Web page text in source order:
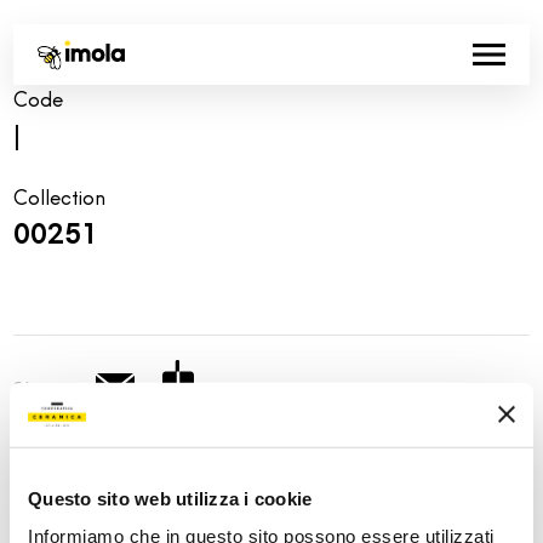
Questo sito web utilizza i cookie
Informiamo che in questo sito possono essere utilizzati
Code
Collection
00251
Share: